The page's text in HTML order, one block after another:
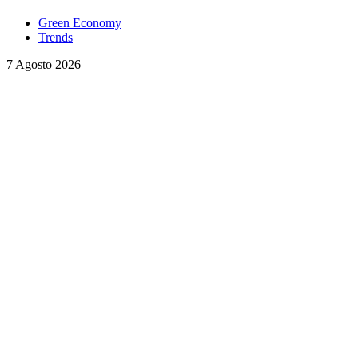
Green Economy
Trends
7 Agosto 2026